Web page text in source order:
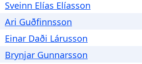
Sveinn Elías Elíasson
Ari Guðfinnsson
Einar Daði Lárusson
Brynjar Gunnarsson